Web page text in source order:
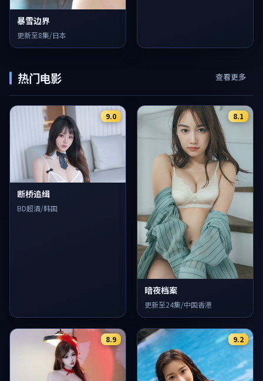
暴雪边界
更新至8集/日本
热门电影 查看更多
9.0
断桥追缉
BD超清/韩国
8.1
暗夜档案
更新至24集/中国香港
8.9 9.2